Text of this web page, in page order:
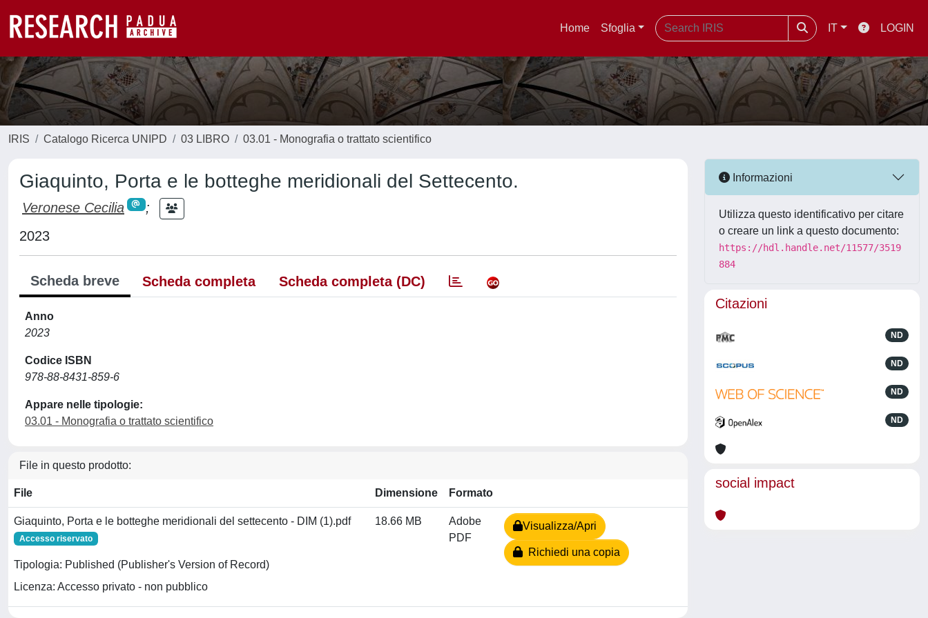
Home Sfoglia IT LOGIN
IRIS Catalogo Ricerca UNIPD 03 LIBRO 03.01 - Monografia o trattato scientifico
Giaquinto, Porta e le botteghe meridionali del Settecento.
Veronese Cecilia
;
2023
Scheda breve Scheda completa Scheda completa (DC)
Anno
2023
Codice ISBN
978-88-8431-859-6
Appare nelle tipologie:
03.01 - Monografia o trattato scientifico
File in questo prodotto:
File Dimensione Formato
Giaquinto, Porta e le botteghe meridionali del settecento - DIM (1).pdf
Accesso riservato
Tipologia: Published (Publisher's Version of Record)
Licenza: Accesso privato - non pubblico
18.66 MB
Adobe
PDF
Visualizza/Apri
Richiedi una copia
Informazioni
Utilizza questo identificativo per citare
o creare un link a questo documento:
https://hdl.handle.net/11577/3519
884
Citazioni
ND
ND
ND
ND
social impact